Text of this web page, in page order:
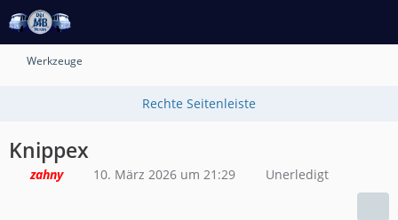
Werkzeuge
Knippex
zahny 10. März 2026 um 21:29 Unerledigt